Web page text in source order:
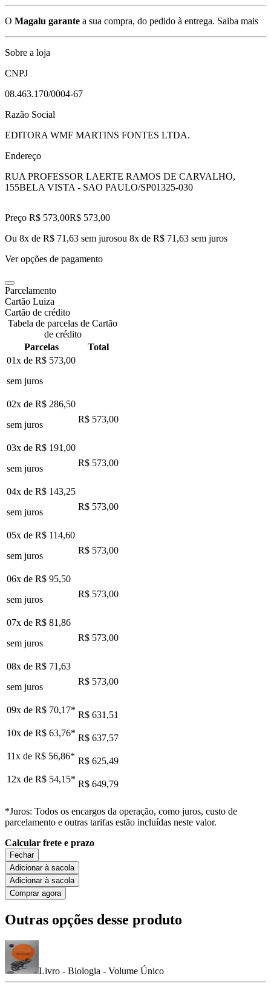
O Magalu garante a sua compra, do pedido à entrega. Saiba mais
Sobre a loja
CNPJ
08.463.170/0004-67
Razão Social
EDITORA WMF MARTINS FONTES LTDA.
Endereço
RUA PROFESSOR LAERTE RAMOS DE CARVALHO,
155BELA VISTA - SAO PAULO/SP01325-030
Preço R$ 573,00R$ 573,00
Ou 8x de R$ 71,63 sem jurosou 8x de R$ 71,63 sem juros
Ver opções de pagamento
Parcelamento
Cartão Luiza
Cartão de crédito
Tabela de parcelas de Cartão
de crédito
Parcelas
Total
01x de R$ 573,00
sem juros
02x de R$ 286,50
sem juros
R$ 573,00
03x de R$ 191,00
sem juros
R$ 573,00
04x de R$ 143,25
sem juros
R$ 573,00
05x de R$ 114,60
sem juros
R$ 573,00
06x de R$ 95,50
sem juros
R$ 573,00
07x de R$ 81,86
sem juros
R$ 573,00
08x de R$ 71,63
sem juros
R$ 573,00
09x de R$ 70,17* R$ 631,51
10x de R$ 63,76* R$ 637,57
11x de R$ 56,86* R$ 625,49
12x de R$ 54,15* R$ 649,79
*Juros: Todos os encargos da operação, como juros, custo de
parcelamento e outras tarifas estão incluídas neste valor.
Calcular frete e prazo
Fechar
Adicionar à sacola
Adicionar à sacola
Comprar agora
Outras opções desse produto
Livro - Biologia - Volume Único